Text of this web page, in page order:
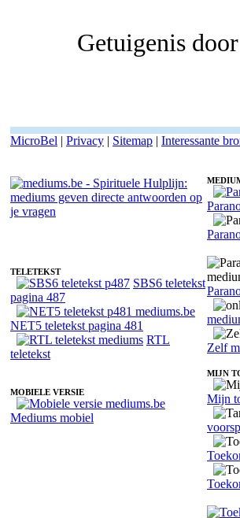
Getuigenis door
MicroBel | Privacy | Sitemap | Interessante
TELETEKST
SBS6 teletekst
pagina 487
NET5 teletekst pagina 481
RTL
teletekst
MOBIELE VERSIE
Mediums mobiel
Zelf
MIJN
Mijn